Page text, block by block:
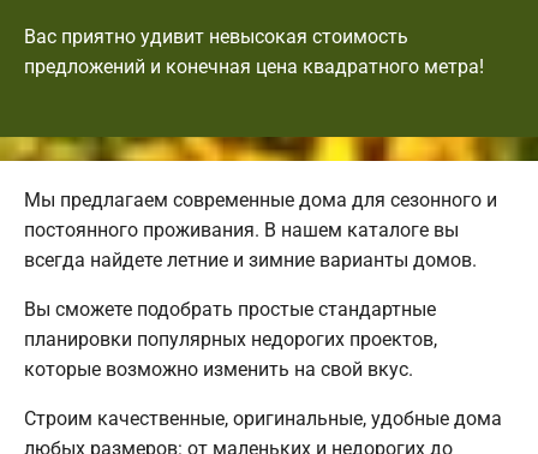
Вас приятно удивит невысокая стоимость
предложений и конечная цена квадратного метра!
Мы предлагаем современные дома для сезонного и
постоянного проживания. В нашем каталоге вы
всегда найдете летние и зимние варианты домов.
Вы сможете подобрать простые стандартные
планировки популярных недорогих проектов,
которые возможно изменить на свой вкус.
Строим качественные, оригинальные, удобные дома
любых размеров: от маленьких и недорогих до